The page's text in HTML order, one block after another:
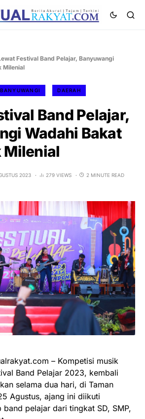
Festival Band Pelajar, Banyuwangi
Milenial
DAERAH
Band Pelajar,
Wadahi Bakat
Milenial
2023 279 VIEWS 2 MINUTE READ
– Kompetisi musik
Band Pelajar 2023, kembali
selama dua hari, di Taman
Agustus, ajang ini diikuti
pelajar dari tingkat SD, SMP,